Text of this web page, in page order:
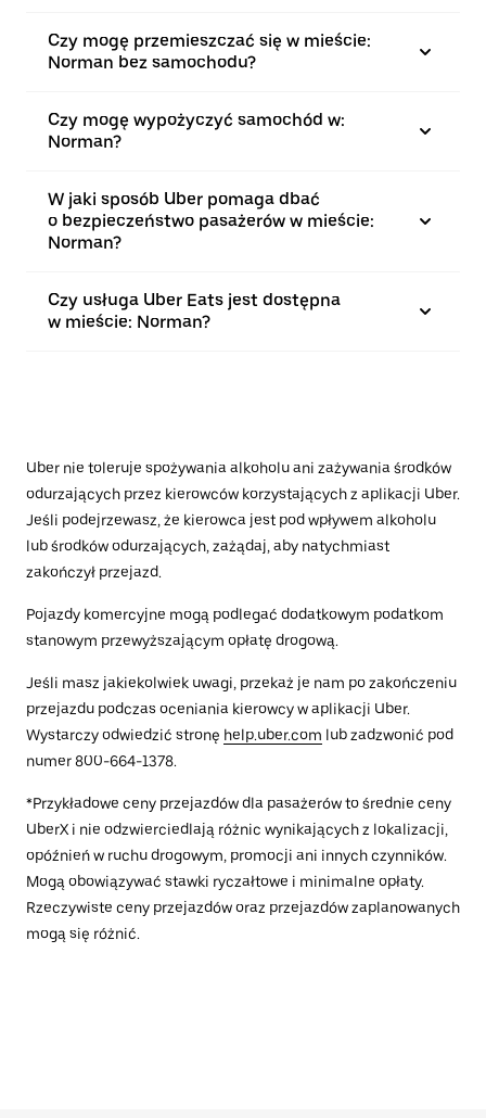
Czy mogę przemieszczać się w mieście:
Norman bez samochodu?
Czy mogę wypożyczyć samochód w:
Norman?
W jaki sposób Uber pomaga dbać
o bezpieczeństwo pasażerów w mieście:
Norman?
Czy usługa Uber Eats jest dostępna
w mieście: Norman?
Uber nie toleruje spożywania alkoholu ani zażywania środków
odurzających przez kierowców korzystających z aplikacji Uber.
Jeśli podejrzewasz, że kierowca jest pod wpływem alkoholu
lub środków odurzających, zażądaj, aby natychmiast
zakończył przejazd.
Pojazdy komercyjne mogą podlegać dodatkowym podatkom
stanowym przewyższającym opłatę drogową.
Jeśli masz jakiekolwiek uwagi, przekaż je nam po zakończeniu
przejazdu podczas oceniania kierowcy w aplikacji Uber.
Wystarczy odwiedzić stronę help.uber.com lub zadzwonić pod
numer 800-664-1378.
*Przykładowe ceny przejazdów dla pasażerów to średnie ceny
UberX i nie odzwierciedlają różnic wynikających z lokalizacji,
opóźnień w ruchu drogowym, promocji ani innych czynników.
Mogą obowiązywać stawki ryczałtowe i minimalne opłaty.
Rzeczywiste ceny przejazdów oraz przejazdów zaplanowanych
mogą się różnić.